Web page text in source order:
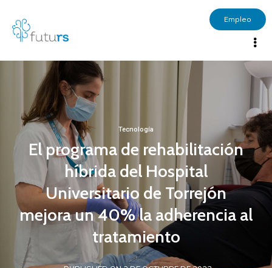
Empleo
Tecnología
El programa de rehabilitación
híbrida del Hospital
Universitario de Torrejón
mejora un 40% la adherencia al
tratamiento